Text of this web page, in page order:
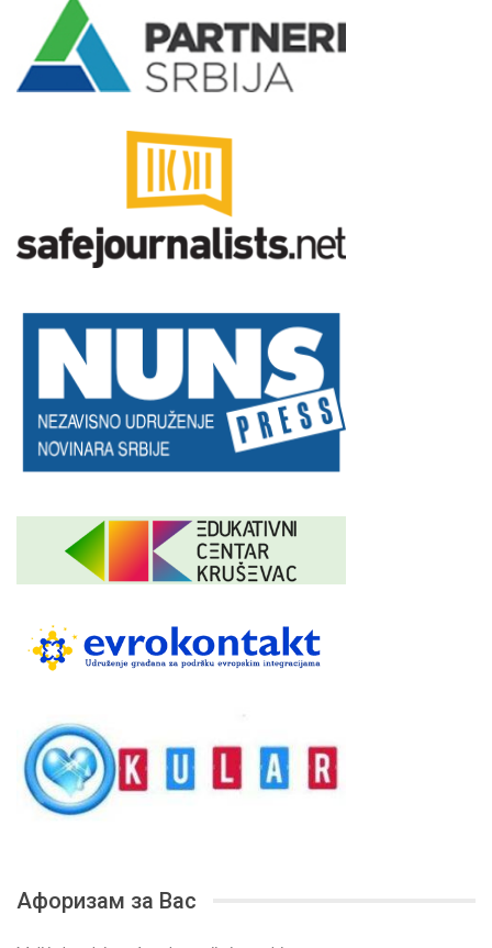
Афоризам за Вас